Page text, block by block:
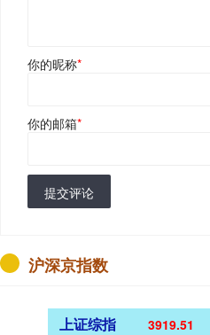
你的昵称*
你的邮箱*
提交评论
沪深京指数
上证综指 3919.51